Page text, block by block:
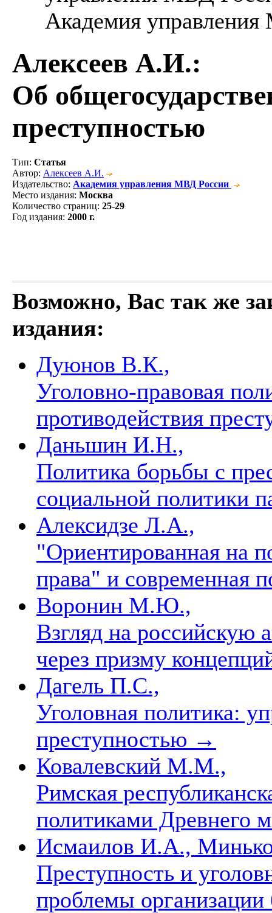
Академия
Алексеев А.И.:
Об
преступностью
Тип: Статья
Автор: Алексеев А.И.
Издательство: Академия управления МВД России
Место издания: Москва
Количество страниц: 25-29
Год издания: 2000 г.
Возможно, Вас так же
издания:
Дуюнов В.К.,
Уголовно-правовая
противодействия
Даньшин И.Н.,
Политика борьбы с
социальной политики
Алексидзе Л.А.,
"Ориентированная на
права" и
Воронин М.Ю.,
Взгляд на российскую
через призму
Дагель П.С.,
Уголовная политика:
преступностью →
Ковалевский М.М.,
Римская
политиками Древнего
Исмаилов И.А.,
Преступность и
проблемы